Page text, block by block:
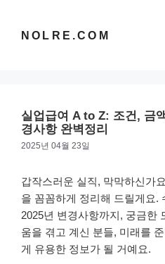
NOLRE.COM
실업급여 A to Z: 조건, 금
경사항 완벽정리
2025년 04월 23일
갑작스러운 실직, 막막하신가
을 꼼꼼하게 정리해 드릴게요.
2025년 변경사항까지, 궁금한
움을 겪고 계신 분들, 미래를
게 유용한 정보가 될 거예요.